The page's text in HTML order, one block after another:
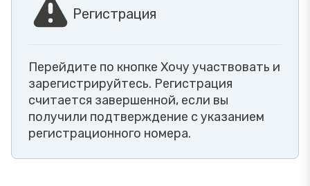
Регистрация
Перейдите по кнопке Хочу участвовать и
зарегистрируйтесь. Регистрация
считается завершенной, если вы
получили подтверждение с указанием
регистрационного номера.